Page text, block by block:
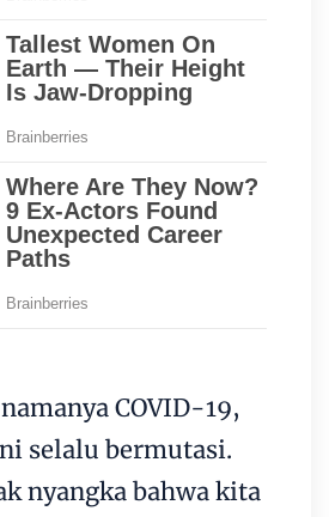
COVID-19,
selalu bermutasi.
nyangka bahwa kita